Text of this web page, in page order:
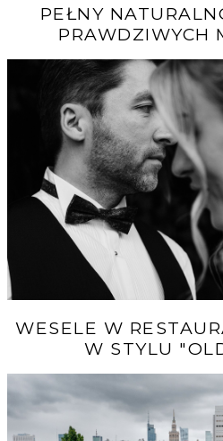
PEŁNY
PRAWDZIWYCH
WESELE W
W STYLU